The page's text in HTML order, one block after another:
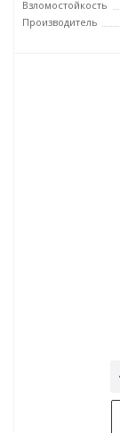
Взломостойкость
Производитель